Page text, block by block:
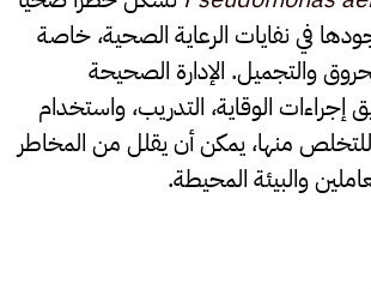
في نفايات الرعاية الصحية، خاصة
والتجميل. الإدارة الصحيحة
إجراءات الوقاية، التدريب، واستخدام
للتخلص منها، يمكن أن يقلل من المخاطر
والبيئة المحيطة.